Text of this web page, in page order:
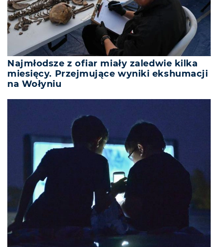
Najmłodsze z ofiar miały zaledwie kilka
miesięcy. Przejmujące wyniki ekshumacji
na Wołyniu